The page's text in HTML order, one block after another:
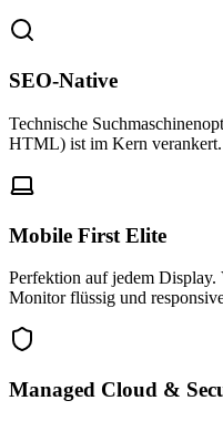
SEO-Native
Technische
HTML) ist im Kern verankert.
Mobile First Elite
Perfektion auf jedem
Monitor flüssig und
Managed Cloud &